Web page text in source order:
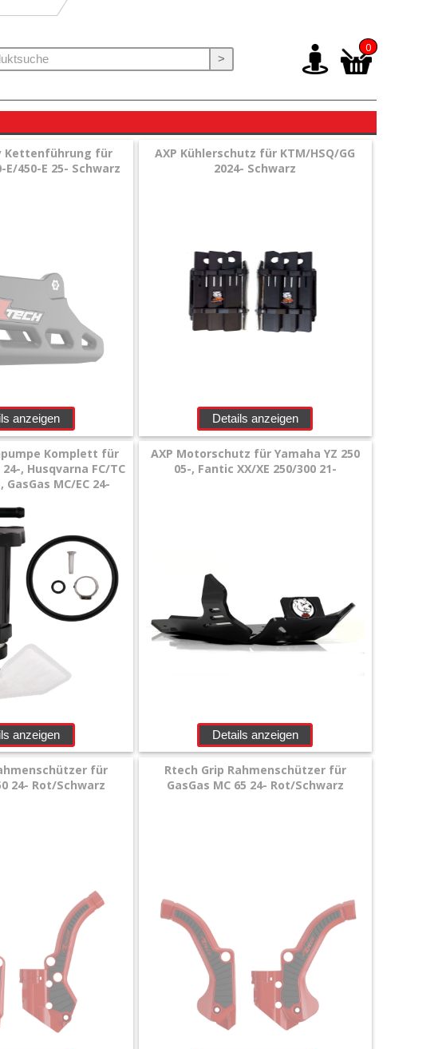
>
0
Kettenführung für
E/450-E 25- Schwarz
anzeigen
AXP Kühlerschutz für KTM/HSQ/GG
2024- Schwarz
Details anzeigen
Komplett für
24-, Husqvarna FC/TC
GasGas MC/EC 24-
anzeigen
AXP Motorschutz für Yamaha YZ 250
05-, Fantic XX/XE 250/300 21-
Details anzeigen
für
24- Rot/Schwarz
Rtech Grip Rahmenschützer für
GasGas MC 65 24- Rot/Schwarz